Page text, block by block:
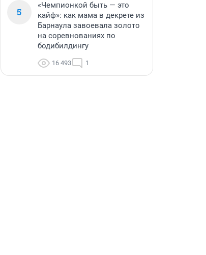
5
«Чемпионкой быть — это
кайф»: как мама в декрете из
Барнаула завоевала золото
на соревнованиях по
бодибилдингу
16 493 1